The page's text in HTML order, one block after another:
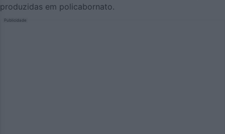
produzidas em policabornato.
Publicidade